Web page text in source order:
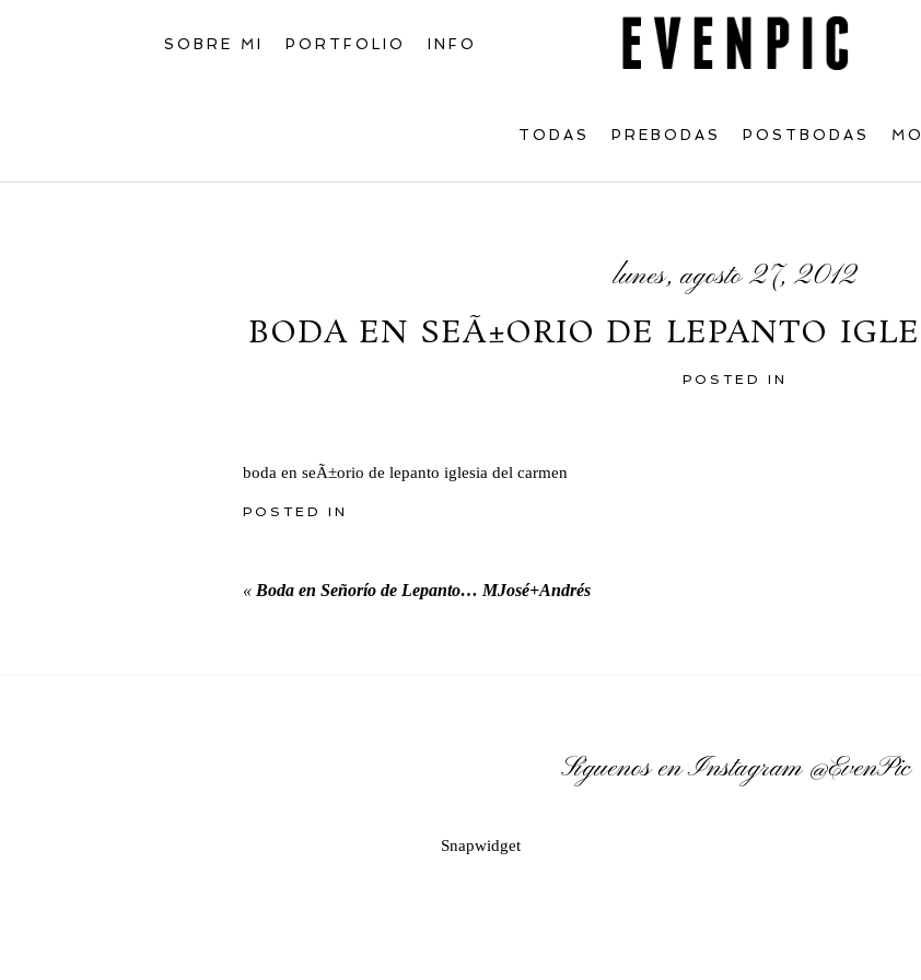
SOBRE MI PORTFOLIO INFO
TODAS PREBODAS POSTBODAS
lunes, agosto 27, 2012
BODA EN SEÃ±ORIO DE LEPANTO
POSTED IN
boda en seÃ±orio de lepanto iglesia del carmen
POSTED IN
« Boda en Señorío de Lepanto… MJosé+Andrés
Síguenos en Instagram@EvenPic
Snapwidget